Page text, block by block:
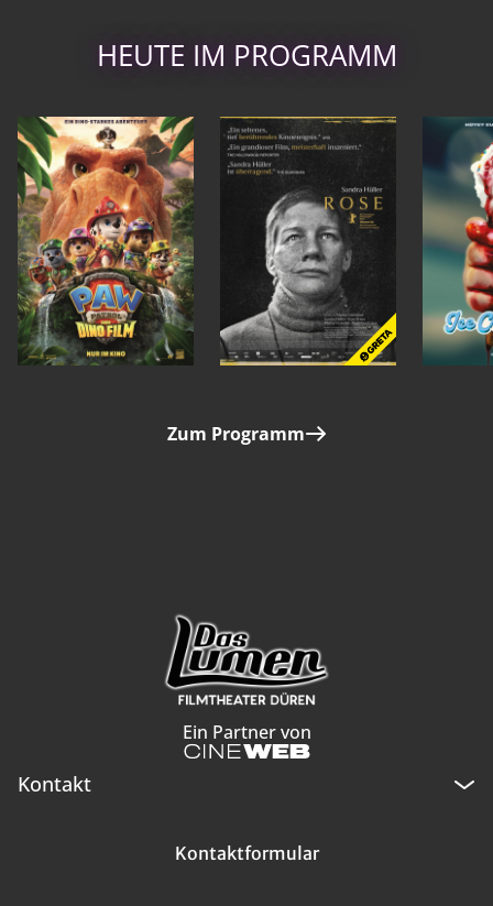
HEUTE IM PROGRAMM
Zum Programm
Ein Partner von
Kontakt
Kontaktformular